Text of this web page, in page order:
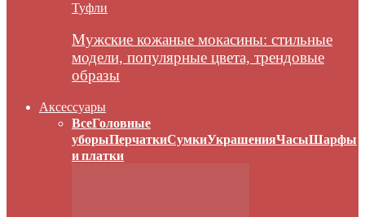
Туфли
Мужские кожаные мокасины: стильные
модели, популярные цвета, трендовые
образы
Аксессуары
ВсеГоловные
уборыПерчаткиСумкиУкрашенияЧасыШарфы
и платки